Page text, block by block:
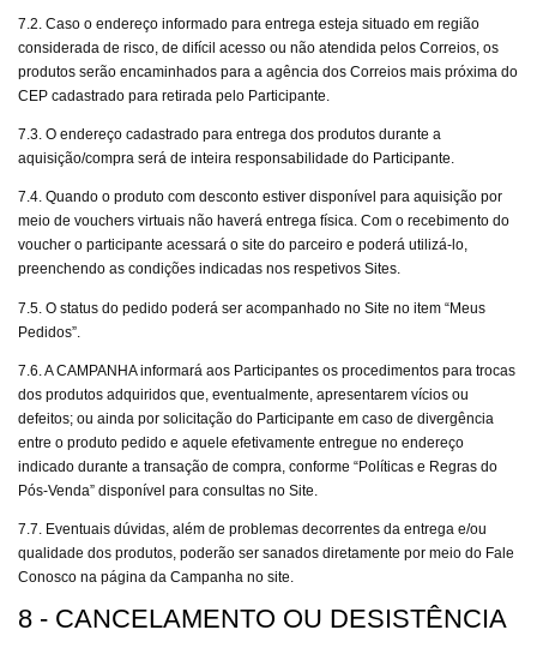
7.2. Caso o endereço informado para entrega esteja situado em região
considerada de risco, de difícil acesso ou não atendida pelos Correios, os
produtos serão encaminhados para a agência dos Correios mais próxima do
CEP cadastrado para retirada pelo Participante.
7.3. O endereço cadastrado para entrega dos produtos durante a
aquisição/compra será de inteira responsabilidade do Participante.
7.4. Quando o produto com desconto estiver disponível para aquisição por
meio de vouchers virtuais não haverá entrega física. Com o recebimento do
voucher o participante acessará o site do parceiro e poderá utilizá-lo,
preenchendo as condições indicadas nos respetivos Sites.
7.5. O status do pedido poderá ser acompanhado no Site no item “Meus
Pedidos”.
7.6. A CAMPANHA informará aos Participantes os procedimentos para trocas
dos produtos adquiridos que, eventualmente, apresentarem vícios ou
defeitos; ou ainda por solicitação do Participante em caso de divergência
entre o produto pedido e aquele efetivamente entregue no endereço
indicado durante a transação de compra, conforme “Políticas e Regras do
Pós-Venda” disponível para consultas no Site.
7.7. Eventuais dúvidas, além de problemas decorrentes da entrega e/ou
qualidade dos produtos, poderão ser sanados diretamente por meio do Fale
Conosco na página da Campanha no site.
8 - CANCELAMENTO OU DESISTÊNCIA